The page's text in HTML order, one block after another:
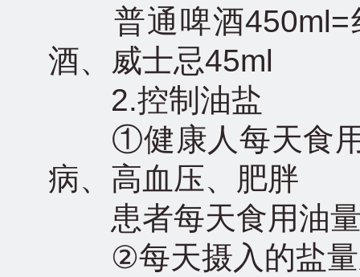
普通啤酒450ml=
酒、威士忌45ml
2.控制油盐
①健康人每天食用
病、高血压、肥胖
患者每天食用油量
②每天摄入的盐量